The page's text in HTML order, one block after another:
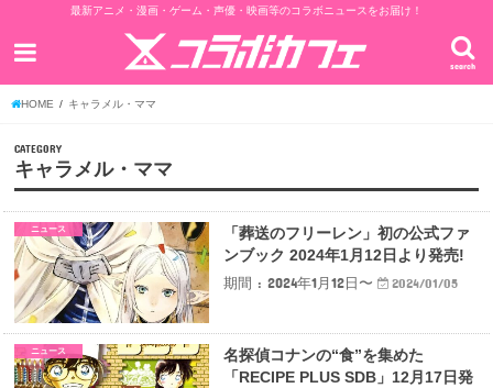
最新アニメ・漫画・ゲーム・声優・映画等のコラボニュースをお届け！
search
HOME キャラメル・ママ
CATEGORY
キャラメル・ママ
ニュース
「葬送のフリーレン」初の公式ファ
ンブック 2024年1月12日より発売!
期間 : 2024年1月12日〜
2024/01/05
ニュース
名探偵コナンの“食”を集めた
「RECIPE PLUS SDB」12月17日発